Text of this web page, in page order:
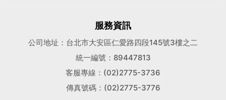
服務資訊
公司地址：台北市大安區仁愛路四段145號3樓之二
統一編號：89447813
客服專線：(02)2775-3736
傳真號碼：(02)2775-3776